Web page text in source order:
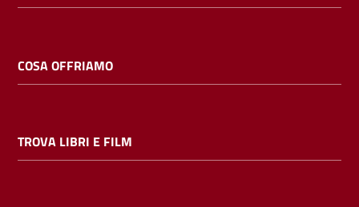
Bambini
E
COSA OFFRIAMO
TROVA LIBRI E FILM